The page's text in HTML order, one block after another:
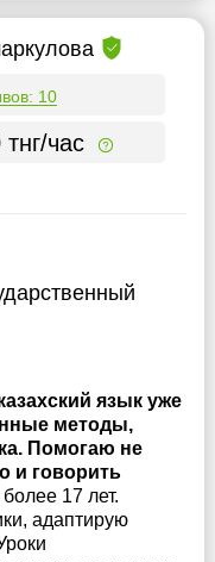
10
час
язык уже
методы,
Помогаю не
и говорить
17 лет.
адаптирую